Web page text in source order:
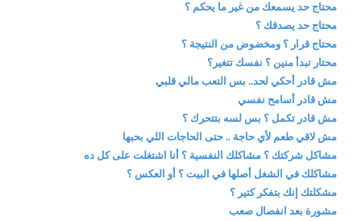
محتاج حد يسمعك من غير ما يحكم ؟
محتاج حد يصدقك ؟
محتاج قرار ؟ ومخضوض من النتيجة ؟
محتار تبدأ منين ؟ نفسك تتغير؟
مش قادر أحكي لحد.. بس التعب مالي قلبي
مش قادر أسامح نفسي
مش قادر تكمل ؟ بس لسه بتتحرك ؟
مش لاقي طعم لأي حاجة .. حتى الحاجات اللي بحبها
مشاكل شركتك ؟ مشاكلك النفسية ؟ أنا اشتغلت على كل ده
مشاكلك في الشغل أصلها في البيت ؟ أو العكس ؟
مشكلتك إنك بتفكر كتير ؟
مشورة بعد انفصال صعب